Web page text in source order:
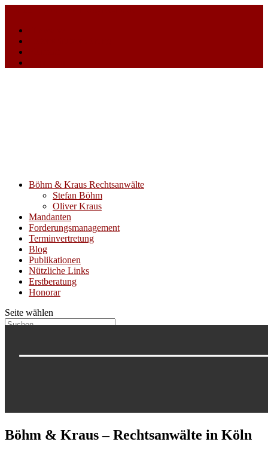
Böhm & Kraus Rechtsanwälte
Stefan Böhm
Oliver Kraus
Mandanten
Forderungsmanagement
Terminvertretung
Blog
Publikationen
Nützliche Links
Erstberatung
Honorar
Seite wählen
Böhm & Kraus – Rechtsanwälte in Köln